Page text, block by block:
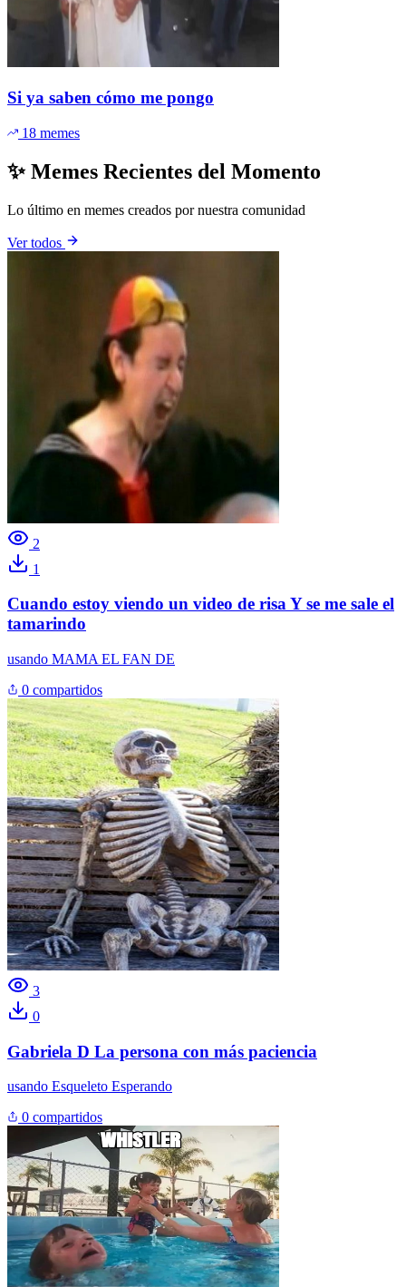
Si ya saben cómo me pongo
18 memes
✨ Memes Recientes del Momento
Lo último en memes creados por nuestra comunidad
Ver todos
2
1
Cuando estoy viendo un video de risa Y se me sale el
tamarindo
usando MAMA EL FAN DE
0 compartidos
3
0
Gabriela D La persona con más paciencia
usando Esqueleto Esperando
0 compartidos